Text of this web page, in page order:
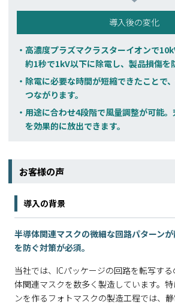
導入後の変化
高濃度プラズマクラスターイオンで
約1秒で1kV以下に除電し、製品損傷を
除電に必要な時間が短縮できたことで
つながります。
用途に合わせ4段階で風量調整が可能
を効果的に放出できます。
お客様の声
導入の背景
半導体関連マスクの微細な回路パターン
を防ぐ対策が必須。
当社では、ICパッケージの回路を転写す
体関連マスクを数多く製造しています。
ンを作るフォトマスクの製造工程では、